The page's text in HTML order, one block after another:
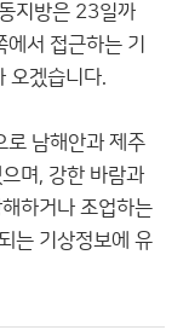
지방은 23일까
서 접근하는 기
오겠습니다.
남해안과 제주
며, 강한 바람과
하거나 조업하는
는 기상정보에 유